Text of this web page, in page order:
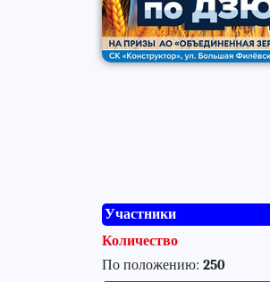
Участники
Количество
По положению: 250